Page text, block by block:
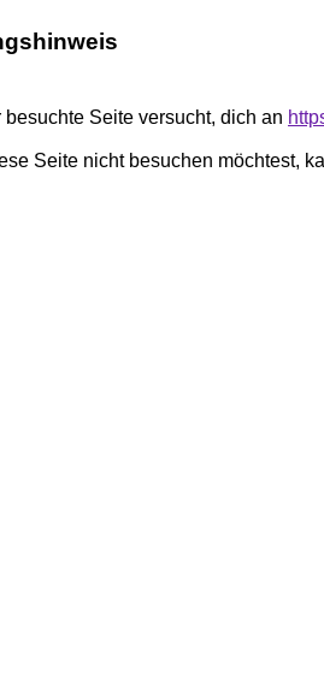
besuchte Seite versucht, dich an
Seite nicht besuchen möchtest,